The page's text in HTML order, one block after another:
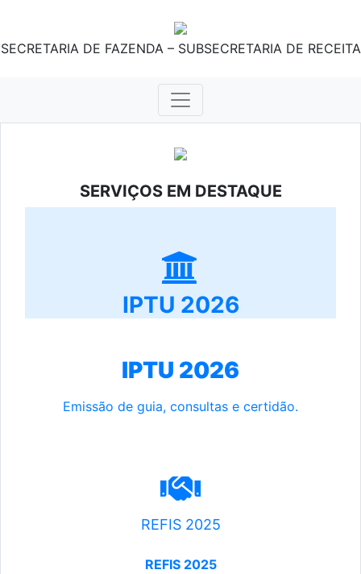
SECRETARIA DE FAZENDA – SUBSECRETARIA DE RECEITA
SERVIÇOS EM DESTAQUE
IPTU 2026
IPTU 2026
Emissão de guia, consultas e certidão.
REFIS 2025
REFIS 2025